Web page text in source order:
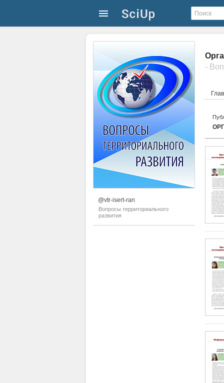
@vtr-isert-ran
Вопросы территориального
развития
-